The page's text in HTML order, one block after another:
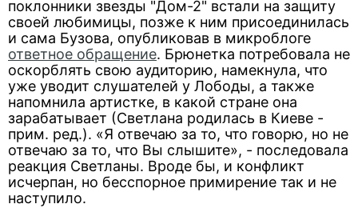
поклонники звезды "Дом-2" встали на защиту
своей любимицы, позже к ним присоединилась
и сама Бузова, опубликовав в микроблоге
ответное обращение. Брюнетка потребовала не
оскорблять свою аудиторию, намекнула, что
уже уводит слушателей у Лободы, а также
напомнила артистке, в какой стране она
зарабатывает (Светлана родилась в Киеве -
прим. ред.). «Я отвечаю за то, что говорю, но не
отвечаю за то, что Вы слышите», - последовала
реакция Светланы. Вроде бы, и конфликт
исчерпан, но бесспорное примирение так и не
наступило.